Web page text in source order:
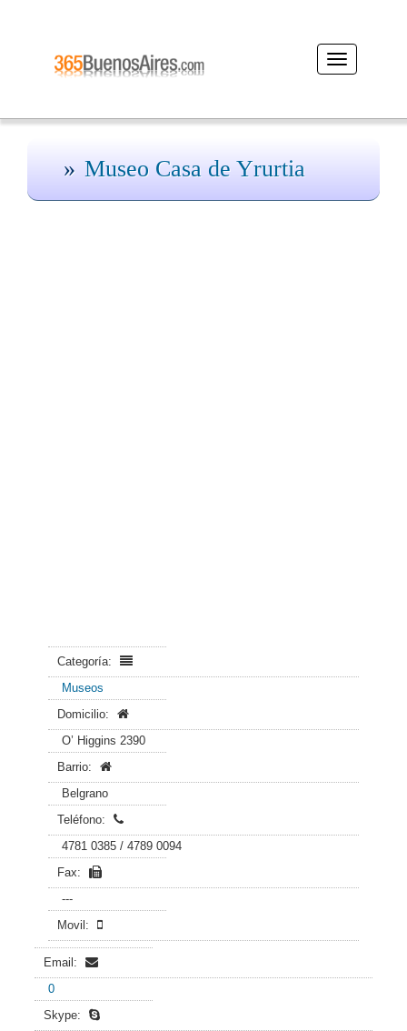
Desplegar
navegación
Museo Casa de Yrurtia
Categoría:
Museos
Domicilio:
O’ Higgins 2390
Barrio:
Belgrano
Teléfono:
4781 0385 / 4789 0094
Fax:
---
Movil:
Email:
0
Skype: